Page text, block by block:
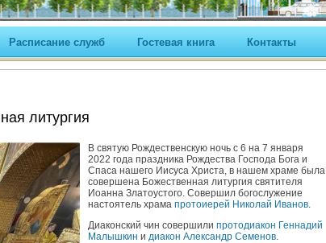
Расписание служб Гостевая книга Контакты
литургия
В святую Рождественскую ночь с 6 на 7 января
2022 года праздника Рождества Господа Бога и
Спаса нашего Иисуса Христа, в нашем храме была
совершена Божественная литургия святителя
Иоанна Златоустого. Совершил богослужение
настоятель храма протоиерей Николай Иванов.
Диаконский чин совершили протодиакон Геннадий
Малышкин и диакон Александр Семенов.